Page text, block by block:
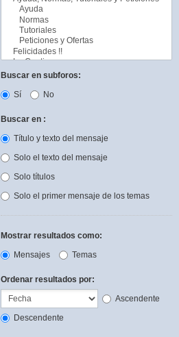
Buscar en subforos:
Sí
No
Buscar en :
Título y texto del mensaje
Solo el texto del mensaje
Solo títulos
Solo el primer mensaje de los temas
Mostrar resultados como:
Mensajes
Temas
Ordenar resultados por:
Ascendente
Descendente